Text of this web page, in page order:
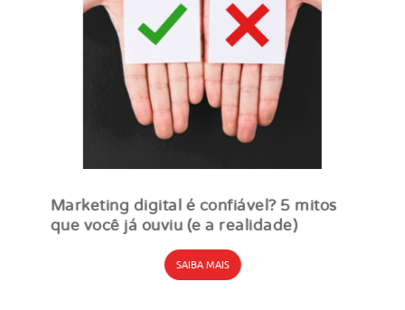
Marketing digital é confiável? 5 mitos
que você já ouviu (e a realidade)
SAIBA MAIS